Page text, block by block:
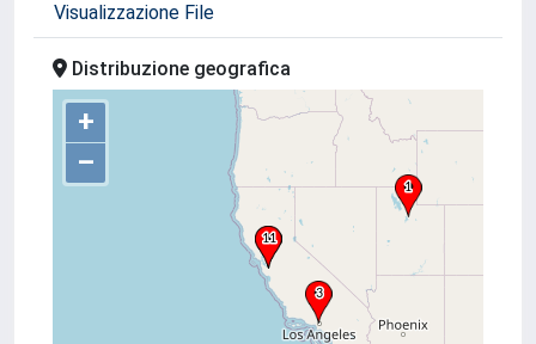
Visualizzazione File
Distribuzione geografica
+
–